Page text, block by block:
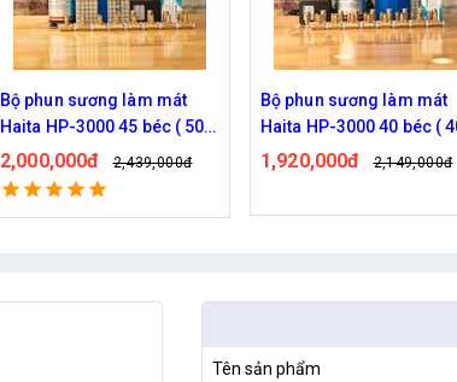
Bộ phun sương làm mát
Haita HP-3000 40 béc ( 40M
dây )
1,920,000đ 2,149,000đ
Hệ thống phun sương
HP-3000 30 béc ( 30M
1,770,000đ 2,209,000đ
Đã bán: 539
Tên sản phẩm